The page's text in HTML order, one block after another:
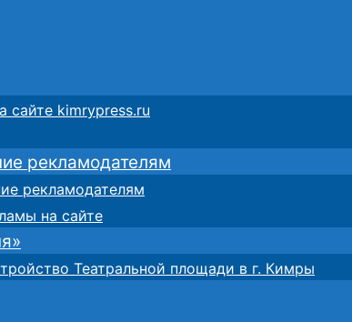
сайте kimrypress.ru
рекламодателям
рекламодателям
на сайте
Театральной площади в г. Кимры